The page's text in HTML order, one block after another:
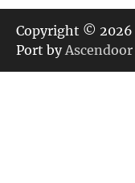
ゴ
リ
ー
Copyright © 2026
Port by Ascendoor